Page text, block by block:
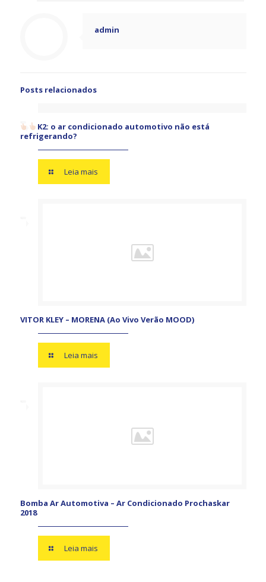
admin
Posts relacionados
K2: o ar condicionado automotivo não está
refrigerando?
Leia mais
VITOR KLEY – MORENA (Ao Vivo Verão MOOD)
Leia mais
Bomba Ar Automotiva – Ar Condicionado Prochaskar
2018
Leia mais